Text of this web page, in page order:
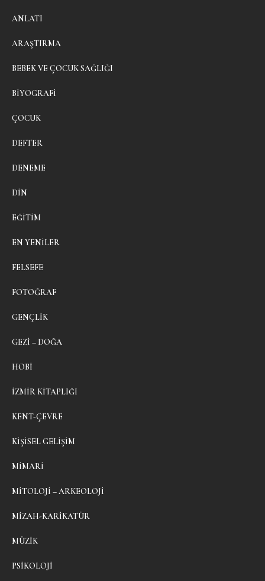
ANLATI
ARAŞTIRMA
BEBEK VE ÇOCUK SAĞLIĞI
BIYOGRAFI
ÇOCUK
DEFTER
DENEME
DIN
EĞITIM
EN YENILER
FELSEFE
FOTOĞRAF
GENÇLIK
GEZI – DOĞA
HOBI
İZMIR KITAPLIĞI
KENT-ÇEVRE
KIŞISEL GELIŞIM
MIMARI
MITOLOJI – ARKEOLOJI
MIZAH-KARIKATÜR
MÜZIK
PSIKOLOJI